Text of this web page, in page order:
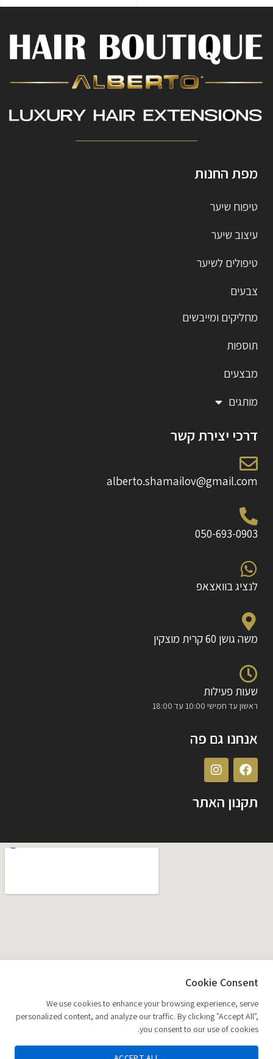
מפת החנות
טיפוח שיער
עיצוב שיער
טיפולים לשיער
צבעים
מחליקים ומייבשים
תוספות
מבצעים
מותגים
דרכי יצירת קשר
alberto.shamailov@gmail.com
050-693-0903
לנציג בוואצאפ
משה גושן 60 קרית מוצקין
שעות פעילות
ראשון עד חמישי 10:00 עד 18:00
אנחנו גם פה
תקנון האתר
Cookie Consent
We use cookies to enhance your browsing experience, serve
personalized content, and analyze our traffic. By clicking "Accept All",
you consent to our use of cookies.